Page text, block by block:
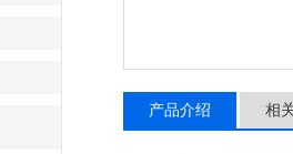
产品介绍 相